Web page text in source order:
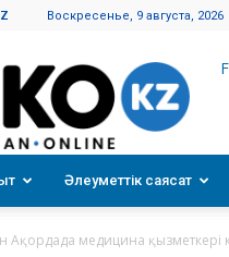
Воскресенье, 9 августа, 2026
Әлеуметтік саясат
Ақордада медицина қызметкері